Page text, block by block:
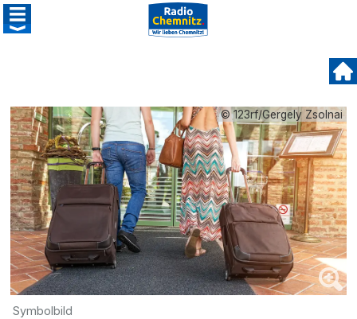
© 123rf/Gergely Zsolnai
Symbolbild